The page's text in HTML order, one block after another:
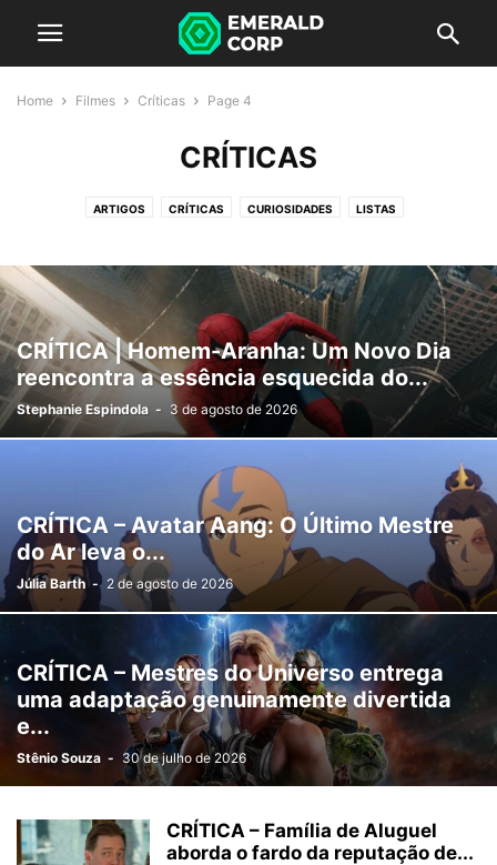
Home Filmes Críticas Page 4
CRÍTICAS
ARTIGOS CRÍTICAS CURIOSIDADES LISTAS
CRÍTICA | Homem-Aranha: Um Novo Dia
reencontra a essência esquecida do...
Stephanie Espindola - 3 de agosto de 2026
CRÍTICA – Avatar Aang: O Último Mestre
do Ar leva o...
Júlia Barth - 2 de agosto de 2026
CRÍTICA – Mestres do Universo entrega
uma adaptação genuinamente divertida
e...
Stênio Souza - 30 de julho de 2026
CRÍTICA – Família de Aluguel
aborda o fardo da reputação de...